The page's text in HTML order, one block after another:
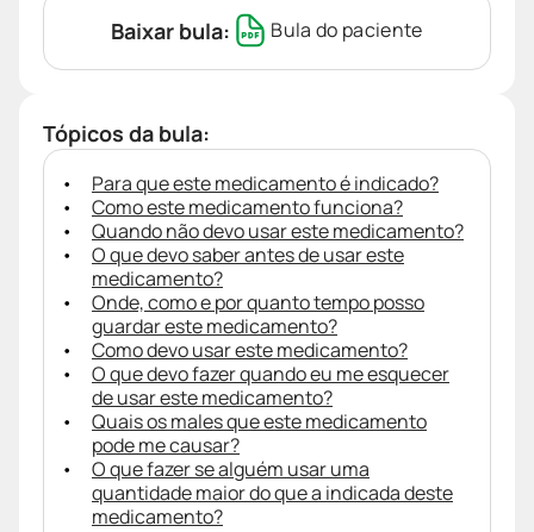
Baixar bula: Bula do paciente
Tópicos da bula:
Para que este medicamento é indicado?
Como este medicamento funciona?
Quando não devo usar este medicamento?
O que devo saber antes de usar este
medicamento?
Onde, como e por quanto tempo posso
guardar este medicamento?
Como devo usar este medicamento?
O que devo fazer quando eu me esquecer
de usar este medicamento?
Quais os males que este medicamento
pode me causar?
O que fazer se alguém usar uma
quantidade maior do que a indicada deste
medicamento?